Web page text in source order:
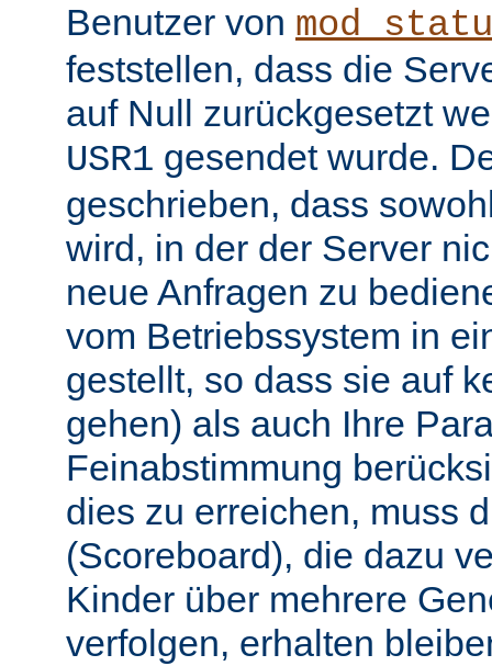
Benutzer von
feststellen, dass die
auf Null zurückgesetzt
USR1 gesendet wurde.
geschrieben, dass
wird, in der der Server
neue Anfragen zu
vom Betriebssystem in
gestellt, so dass sie auf
gehen) als auch Ihre
Feinabstimmung
dies zu erreichen, muss
(Scoreboard), die dazu
Kinder über mehrere
verfolgen, erhalten